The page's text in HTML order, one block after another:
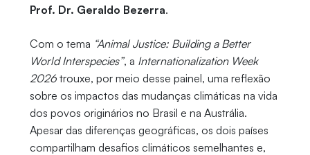
Prof. Dr. Geraldo Bezerra.
Com o tema “Animal Justice: Building a Better
World Interspecies”, a Internationalization Week
2026trouxe, por meio desse painel, uma reflexão
sobre os impactos das mudanças climáticas na vida
dos povos originários no Brasil e na Austrália.
Apesar das diferenças geográficas, os dois países
compartilham desafios climáticos semelhantes e,